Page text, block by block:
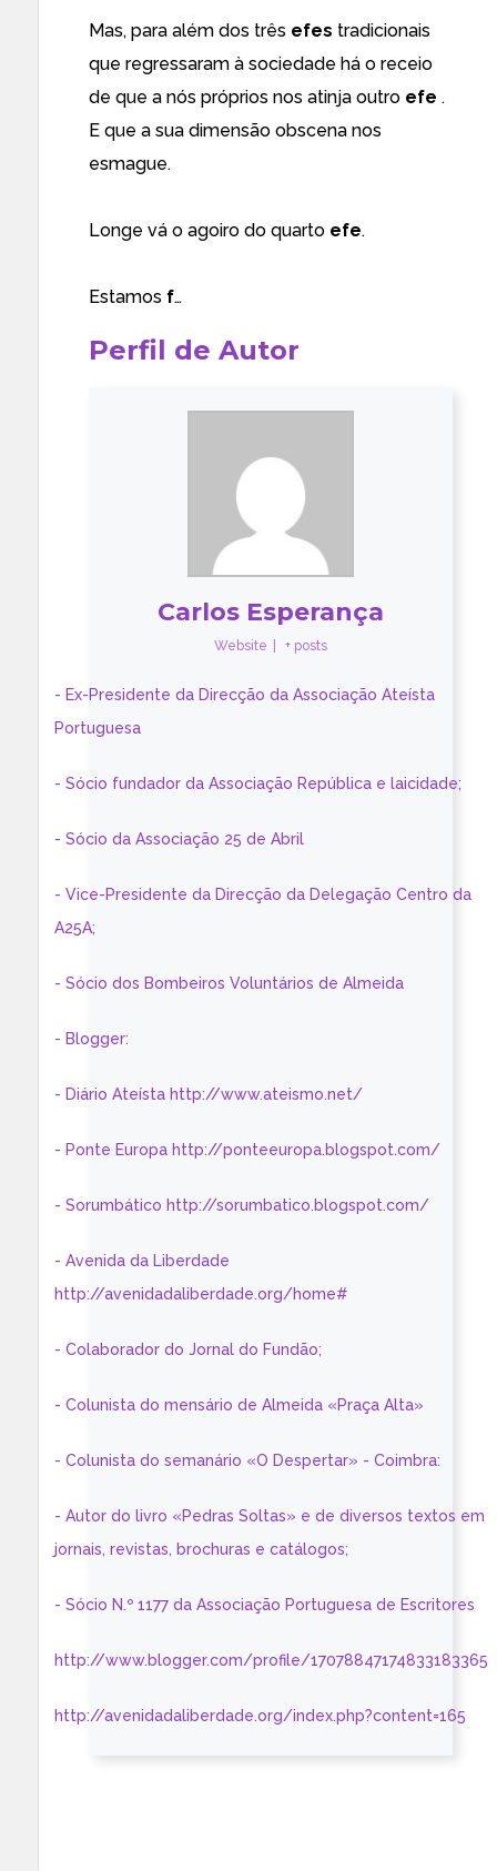
Mas, para além dos três efes tradicionais
que regressaram à sociedade há o receio
de que a nós próprios nos atinja outro efe .
E que a sua dimensão obscena nos
esmague.
Longe vá o agoiro do quarto efe.
Estamos f…
Perfil de Autor
Carlos Esperança
Website + posts
- Ex-Presidente da Direcção da Associação Ateísta
Portuguesa
- Sócio fundador da Associação República e laicidade;
- Sócio da Associação 25 de Abril
- Vice-Presidente da Direcção da Delegação Centro da
A25A;
- Sócio dos Bombeiros Voluntários de Almeida
- Blogger:
- Diário Ateísta http://www.ateismo.net/
- Ponte Europa http://ponteeuropa.blogspot.com/
- Sorumbático http://sorumbatico.blogspot.com/
- Avenida da Liberdade
http://avenidadaliberdade.org/home#
- Colaborador do Jornal do Fundão;
- Colunista do mensário de Almeida «Praça Alta»
- Colunista do semanário «O Despertar» - Coimbra:
- Autor do livro «Pedras Soltas» e de diversos textos em
jornais, revistas, brochuras e catálogos;
- Sócio N.º 1177 da Associação Portuguesa de Escritores
http://www.blogger.com/profile/17078847174833183365
http://avenidadaliberdade.org/index.php?content=165